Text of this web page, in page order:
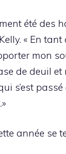
été des
« En tant
mon
de deuil et
s’est
année se